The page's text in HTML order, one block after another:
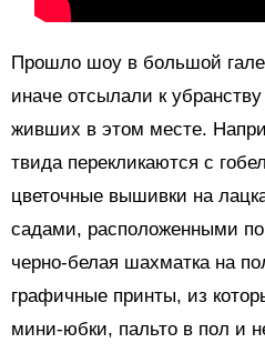
Прошло шоу в большой
иначе отсылали к
живших в этом месте.
твида перекликаются с
цветочные вышивки на
садами, расположенными
черно-белая шахматка на
графичные принты, из
мини-юбки, пальто в пол и